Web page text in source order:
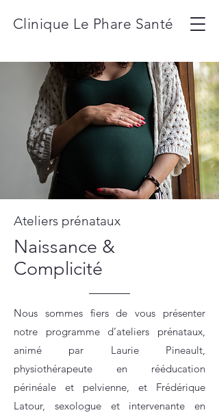
Clinique Le Phare Santé
Ateliers prénataux
Naissance &
Complicité
Nous sommes fiers de vous présenter
notre programme d’ateliers prénataux,
animé par Laurie Pineault,
physiothérapeute en rééducation
périnéale et pelvienne, et Frédérique
Latour, sexologue et intervenante en